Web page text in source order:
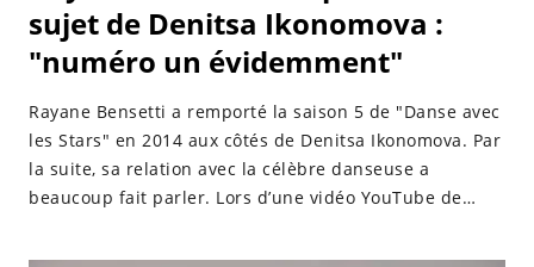
sujet de Denitsa Ikonomova :
"numéro un évidemment"
Rayane Bensetti a remporté la saison 5 de "Danse avec
les Stars" en 2014 aux côtés de Denitsa Ikonomova. Par
la suite, sa relation avec la célèbre danseuse a
beaucoup fait parler. Lors d’une vidéo YouTube de
ancienne partenaire de danse.